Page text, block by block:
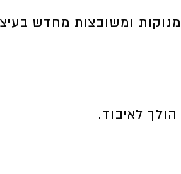
ומשובצות מחדש
לאיבוד.